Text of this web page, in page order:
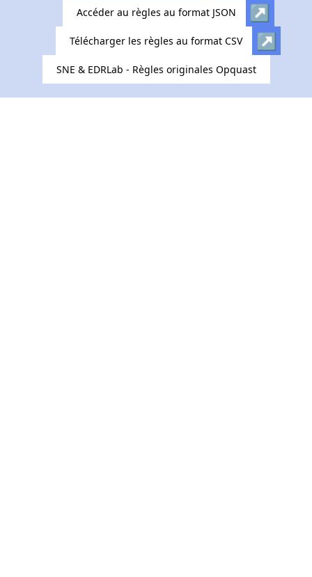
Accéder au règles au format JSON
Télécharger les règles au format CSV
SNE & EDRLab - Règles originales Opquast